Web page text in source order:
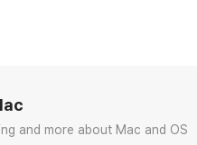
and more about Mac and OS